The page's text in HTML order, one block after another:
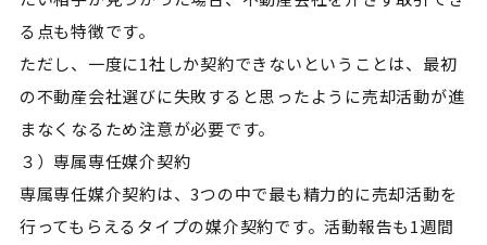
る点も特徴です。
ただし、一度に1社しか契約できないということは、最初
の不動産会社選びに失敗すると思ったように売却活動が進
まなくなるため注意が必要です。
３）専属専任媒介契約
専属専任媒介契約は、3つの中で最も精力的に売却活動を
行ってもらえるタイプの媒介契約です。活動報告も1週間